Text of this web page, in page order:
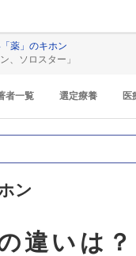
薬」のキホン
、ソロスター」
者一覧 選定療養 医
ン
違いは